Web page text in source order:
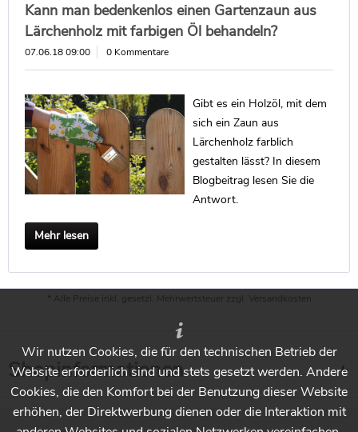
Kann man bedenkenlos einen Gartenzaun aus
Lärchenholz mit farbigen Öl behandeln?
07.06.18 09:00 0 Kommentare
Gibt es ein Holzöl, mit dem
sich ein Zaun aus
Lärchenholz farblich
gestalten lässt? In diesem
Blogbeitrag lesen Sie die
Antwort.
Mehr lesen
* Alle Preise inkl. gesetzl. Mehrwertsteuer zzgl. Versandkosten
Shopinformationen
Wir nutzen Cookies, die für den technischen Betrieb der
Website erforderlich sind und stets gesetzt werden. Andere
Cookies, die den Komfort bei der Benutzung dieser Website
erhöhen, der Direktwerbung dienen oder die Interaktion mit